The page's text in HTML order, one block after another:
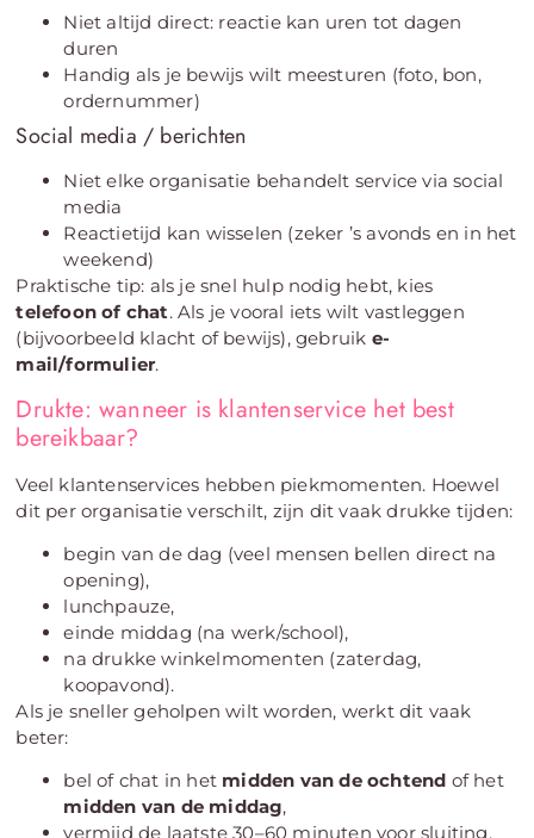
Niet altijd direct: reactie kan uren tot dagen
duren
Handig als je bewijs wilt meesturen (foto, bon,
ordernummer)
Social media / berichten
Niet elke organisatie behandelt service via social
media
Reactietijd kan wisselen (zeker ’s avonds en in het
weekend)
Praktische tip: als je snel hulp nodig hebt, kies
telefoon of chat. Als je vooral iets wilt vastleggen
(bijvoorbeeld klacht of bewijs), gebruik e-
mail/formulier.
Drukte: wanneer is klantenservice het best
bereikbaar?
Veel klantenservices hebben piekmomenten. Hoewel
dit per organisatie verschilt, zijn dit vaak drukke tijden:
begin van de dag (veel mensen bellen direct na
opening),
lunchpauze,
einde middag (na werk/school),
na drukke winkelmomenten (zaterdag,
koopavond).
Als je sneller geholpen wilt worden, werkt dit vaak
beter:
bel of chat in het midden van de ochtend of het
midden van de middag,
vermijd de laatste 30–60 minuten voor sluiting,